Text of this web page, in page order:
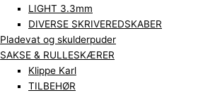
LIGHT 3.3mm
DIVERSE SKRIVEREDSKABER
Pladevat og skulderpuder
SAKSE & RULLESKÆRER
Klippe Karl
TILBEHØR